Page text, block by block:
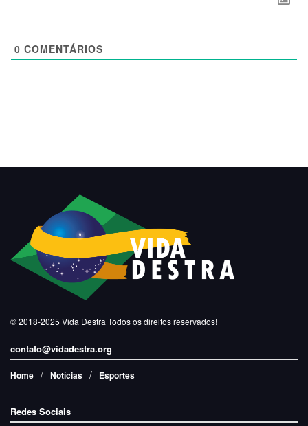
0 COMENTÁRIOS
© 2018-2025 Vida Destra Todos os direitos reservados!
contato@vidadestra.org
Home Notícias Esportes
Redes Sociais